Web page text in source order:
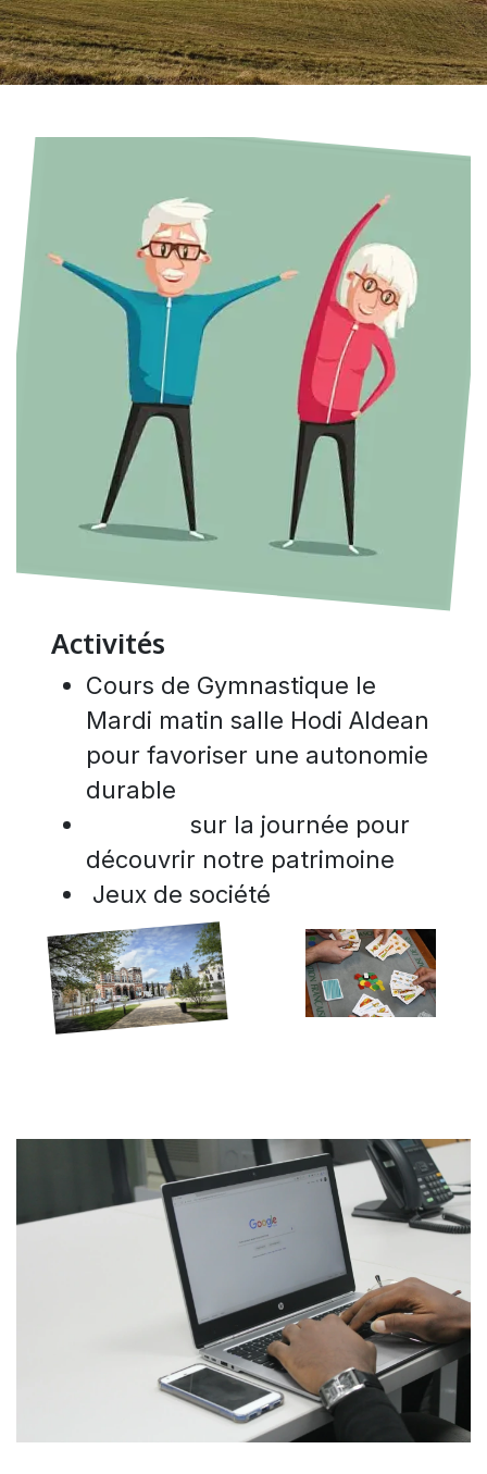
Activités
Cours de Gymnastique le
Mardi matin salle Hodi Aldean
pour favoriser une autonomie
durable
sur la journée pour
découvrir notre patrimoine
Jeux de société